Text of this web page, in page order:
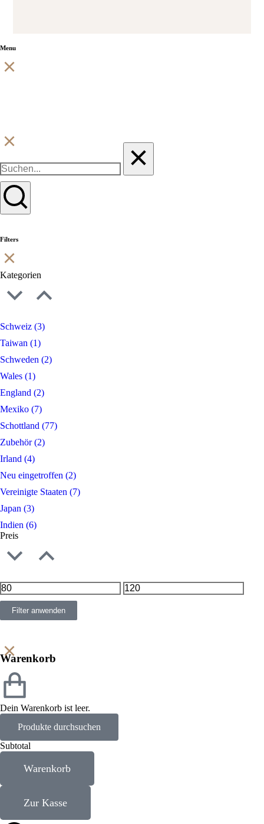
Menu
Filters
Kategorien
Schweiz (3)
Taiwan (1)
Schweden (2)
Wales (1)
England (2)
Mexiko (7)
Schottland (77)
Zubehör(2)
Irland (4)
Neu eingetroffen (2)
Vereinigte Staaten (7)
Japan (3)
Indien (6)
Preis
Filter anwenden
Warenkorb
Dein Warenkorb ist leer.
Produkte durchsuchen
Subtotal
Warenkorb
Zur Kasse